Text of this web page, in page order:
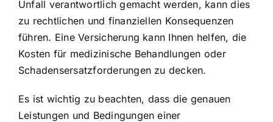
Unfall verantwortlich gemacht werden, kann dies
zu rechtlichen und finanziellen Konsequenzen
führen. Eine Versicherung kann Ihnen helfen, die
Kosten für medizinische Behandlungen oder
Schadensersatzforderungen zu decken.
Es ist wichtig zu beachten, dass die genauen
Leistungen und Bedingungen einer